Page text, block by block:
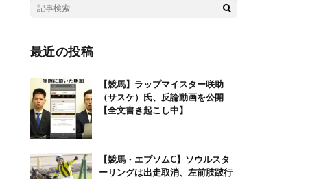
最近の投稿
【競馬】ラップマイスター咲助
（サスケ）氏、反論動画を公開
【全文書き起こし中】
【競馬・エプソムC】ソウルスタ
ーリングは出走取消、左前肢跛行